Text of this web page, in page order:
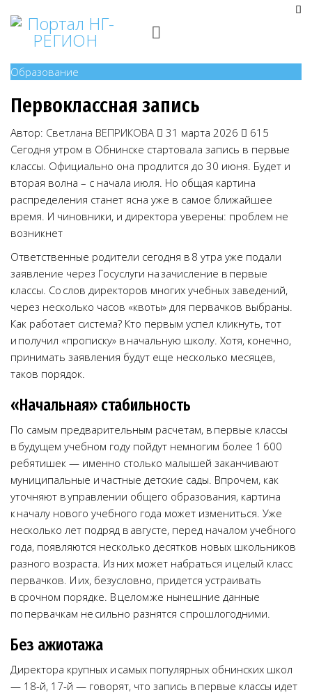
Образование
Первоклассная запись
Автор: Светлана ВЕПРИКОВА 31 марта 2026
615
Сегодня утром в Обнинске стартовала запись в первые
классы. Официально она продлится до 30 июня. Будет и
вторая волна – с начала июля. Но общая картина
распределения станет ясна уже в самое ближайшее
время. И чиновники, и директора уверены: проблем не
возникнет
Ответственные родители сегодня в 8 утра уже подали
заявление через Госуслуги на зачисление в первые
классы. Со слов директоров многих учебных заведений,
через несколько часов «квоты» для первачков выбраны.
Как работает система? Кто первым успел кликнуть, тот
и получил «прописку» в начальную школу. Хотя, конечно,
принимать заявления будут еще несколько месяцев,
таков порядок.
«Начальная» стабильность
По самым предварительным расчетам, в первые классы
в будущем учебном году пойдут немногим более 1 600
ребятишек — именно столько малышей заканчивают
муниципальные и частные детские сады. Впрочем, как
уточняют в управлении общего образования, картина
к началу нового учебного года может измениться. Уже
несколько лет подряд в августе, перед началом учебного
года, появляются несколько десятков новых школьников
разного возраста. Из них может набраться и целый класс
первачков. И их, безусловно, придется устраивать
в срочном порядке. В целом же нынешние данные
по первачкам не сильно разнятся с прошлогодними.
Без ажиотажа
Директора крупных и самых популярных обнинских школ
— 18-й, 17-й — говорят, что запись в первые классы идет